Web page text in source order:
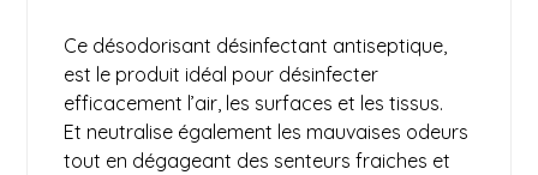
Ce désodorisant désinfectant antiseptique,
est le produit idéal pour désinfecter
efficacement l’air, les surfaces et les tissus.
Et neutralise également les mauvaises odeurs
tout en dégageant des senteurs fraiches et